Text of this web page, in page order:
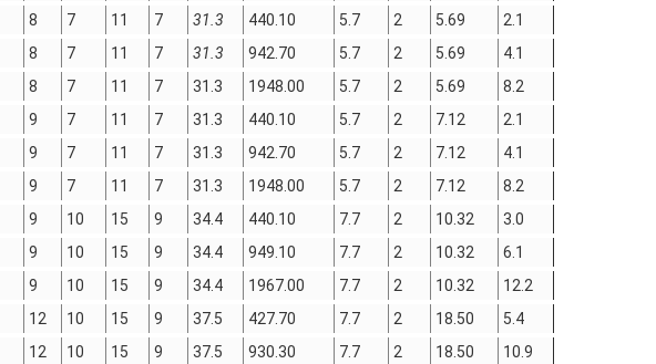
8 7 11 7 31.3 440.10 5.7 2 5.69
2.1
8 7 11 7 31.3 942.70 5.7 2 5.69
4.1
8 7 11 7 31.3 1948.00 5.7 2 5.69
8.2
9 7 11 7 31.3 440.10 5.7 2 7.12
2.1
9 7 11 7 31.3 942.70 5.7 2 7.12
4.1
9 7 11 7 31.3 1948.00 5.7 2 7.12
8.2
9 10 15 9 34.4 440.10 7.7 2 10.32
3.0
9 10 15 9 34.4 949.10 7.7 2 10.32
6.1
9 10 15 9 34.4 1967.00 7.7 2 10.32
12.2
12 10 15 9 37.5 427.70 7.7 2 18.50
5.4
12 10 15 9 37.5 930.30 7.7 2 18.50
10.9